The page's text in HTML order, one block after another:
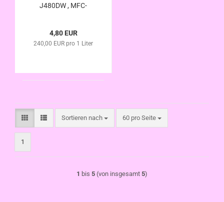
J480DW , MFC-
LC-223y , LC-225Y
4,80 EUR
240,00 EUR pro 1 Liter
Sortieren nach
Sortieren nach 60 pro Seite
pro Seite
1
1 bis 5 (von insgesamt 5)